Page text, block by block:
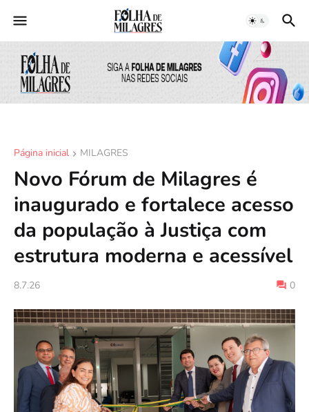
Página inicial MILAGRES
Novo Fórum de Milagres é
inaugurado e fortalece acesso
da população à Justiça com
estrutura moderna e acessível
8.7.26 0